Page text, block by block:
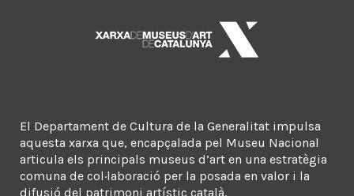
El Departament de Cultura de la Generalitat impulsa
aquesta xarxa que, encapçalada pel Museu Nacional
articula els principals museus d’art en una estratègia
comuna de col·laboració per la posada en valor i la
difusió del patrimoni artístic català.